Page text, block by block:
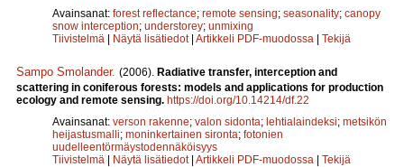
Avainsanat: forest reflectance; remote sensing; seasonality; canopy
snow interception; understorey; unmixing
Tiivistelmä | Näytä lisätiedot | Artikkeli PDF-muodossa | Tekijä
Sampo Smolander. (2006). Radiative transfer, interception and
scattering in coniferous forests: models and applications for production
ecology and remote sensing. https://doi.org/10.14214/df.22
Avainsanat: verson rakenne; valon sidonta; lehtialaindeksi; metsikön
heijastusmalli; moninkertainen sironta; fotonien
uudelleentörmäystodennäköisyys
Tiivistelmä | Näytä lisätiedot | Artikkeli PDF-muodossa | Tekijä